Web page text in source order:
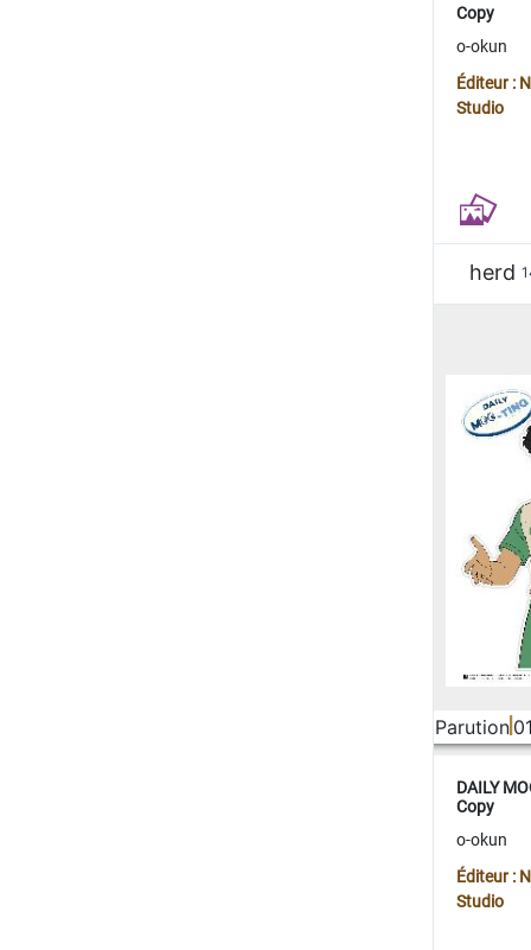
Copy
o-okun
Éditeur :
Studio
herd
Parution
DAILY
Copy
o-okun
Éditeur :
Studio